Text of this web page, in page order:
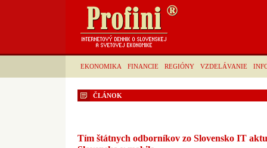
EKONOMIKA FINANCIE REGIÓNY VZDELÁVANIE
ČLÁNOK
Tím štátnych odborníkov zo Slovensko IT